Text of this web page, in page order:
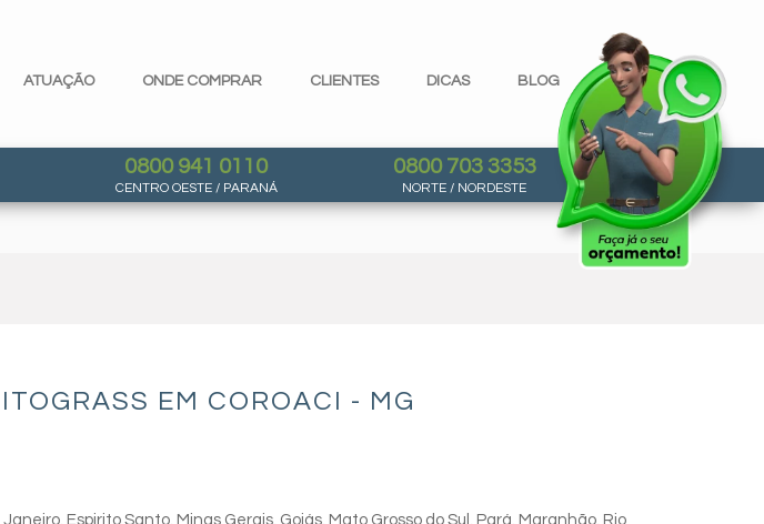
ATUAÇÃO ONDE COMPRAR CLIENTES DICAS BLOG
0800 941 0110
CENTRO OESTE / PARANÁ
0800 703 3353
NORTE / NORDESTE
EM COROACI - MG
Espirito Santo, Minas Gerais, Goiás, Mato Grosso do Sul, Pará, Maranhão, Rio